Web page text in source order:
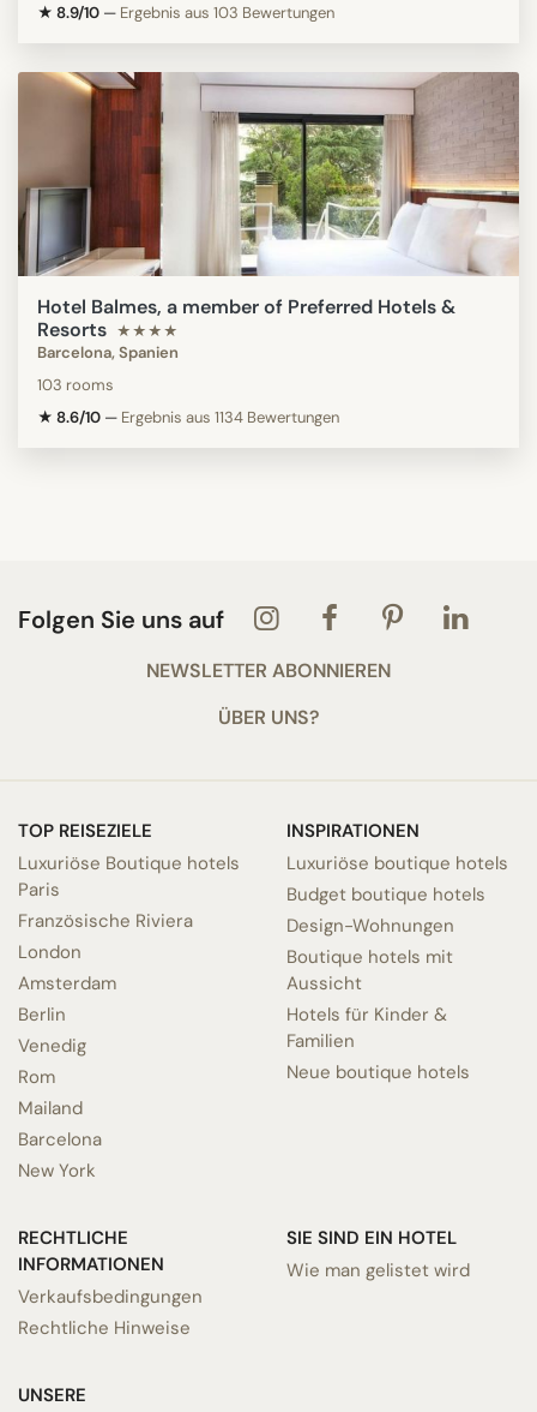
★ 8.9/10 — Ergebnis aus 103 Bewertungen
Hotel Balmes, a member of Preferred Hotels &
Resorts ★★★★
Barcelona, Spanien
103 rooms
★ 8.6/10 — Ergebnis aus 1134 Bewertungen
Folgen Sie uns auf
NEWSLETTER ABONNIEREN
ÜBER UNS?
TOP REISEZIELE
Luxuriöse Boutique hotels
Paris
Französische Riviera
London
Amsterdam
Berlin
Venedig
Rom
Mailand
Barcelona
New York
INSPIRATIONEN
Luxuriöse boutique hotels
Budget boutique hotels
Design-Wohnungen
Boutique hotels mit
Aussicht
Hotels für Kinder &
Familien
Neue boutique hotels
RECHTLICHE
INFORMATIONEN
Verkaufsbedingungen
Rechtliche Hinweise
UNSERE
SIE SIND EIN HOTEL
Wie man gelistet wird